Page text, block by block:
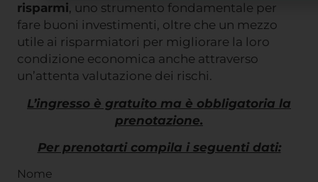
risparmi, uno strumento fondamentale per
fare buoni investimenti, oltre che un mezzo
utile ai risparmiatori per migliorare la loro
condizione economica anche attraverso
un’attenta valutazione dei rischi.
L’ingresso è gratuito ma è obbligatoria la
prenotazione.
Per prenotarti compila i seguenti dati:
Nome